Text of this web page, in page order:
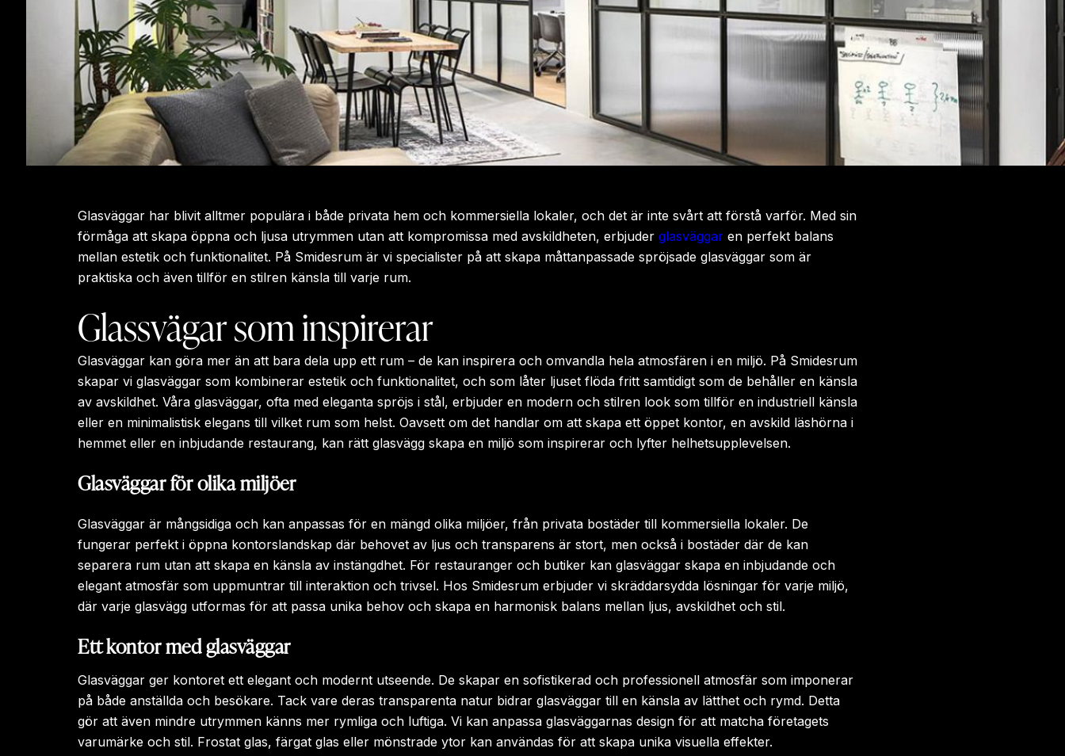
Glasväggar har blivit alltmer populära i både privata hem och kommersiella lokaler, och det är inte svårt att förstå varför. Med sin
förmåga att skapa öppna och ljusa utrymmen utan att kompromissa med avskildheten, erbjuder glasväggar en perfekt balans
mellan estetik och funktionalitet. På Smidesrum är vi specialister på att skapa måttanpassade spröjsade glasväggar som är
praktiska och även tillför en stilren känsla till varje rum.
Glassvägar som inspirerar
Glasväggar kan göra mer än att bara dela upp ett rum – de kan inspirera och omvandla hela atmosfären i en miljö. På Smidesrum
skapar vi glasväggar som kombinerar estetik och funktionalitet, och som låter ljuset flöda fritt samtidigt som de behåller en känsla
av avskildhet. Våra glasväggar, ofta med eleganta spröjs i stål, erbjuder en modern och stilren look som tillför en industriell känsla
eller en minimalistisk elegans till vilket rum som helst. Oavsett om det handlar om att skapa ett öppet kontor, en avskild läshörna i
hemmet eller en inbjudande restaurang, kan rätt glasvägg skapa en miljö som inspirerar och lyfter helhetsupplevelsen.
Glasväggar för olika miljöer
Glasväggar är mångsidiga och kan anpassas för en mängd olika miljöer, från privata bostäder till kommersiella lokaler. De
fungerar perfekt i öppna kontorslandskap där behovet av ljus och transparens är stort, men också i bostäder där de kan
separera rum utan att skapa en känsla av instängdhet. För restauranger och butiker kan glasväggar skapa en inbjudande och
elegant atmosfär som uppmuntrar till interaktion och trivsel. Hos Smidesrum erbjuder vi skräddarsydda lösningar för varje miljö,
där varje glasvägg utformas för att passa unika behov och skapa en harmonisk balans mellan ljus, avskildhet och stil.
Ett kontor med glasväggar
Glasväggar ger kontoret ett elegant och modernt utseende. De skapar en sofistikerad och professionell atmosfär som imponerar
på både anställda och besökare. Tack vare deras transparenta natur bidrar glasväggar till en känsla av lätthet och rymd. Detta
gör att även mindre utrymmen känns mer rymliga och luftiga. Vi kan anpassa glasväggarnas design för att matcha företagets
varumärke och stil. Frostat glas, färgat glas eller mönstrade ytor kan användas för att skapa unika visuella effekter.